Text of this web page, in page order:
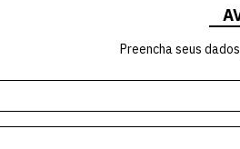
Preencha seus